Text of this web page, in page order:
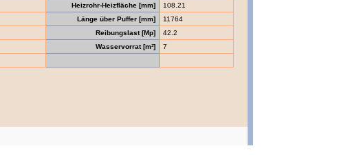
Heizrohr-Heizfläche [mm]
108.21
Länge über Puffer [mm]
11764
Reibungslast [Mp]
42.2
Wasservorrat [m³]
7